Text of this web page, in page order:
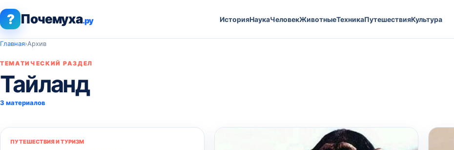
? Почемуха.ру ИсторияНаукаЧеловекЖивотныеТехникаПутешествияКультура
Главная›Архив
ТЕМАТИЧЕСКИЙ РАЗДЕЛ
Тайланд
3 материалов
ПУТЕШЕСТВИЯ И ТУРИЗМ